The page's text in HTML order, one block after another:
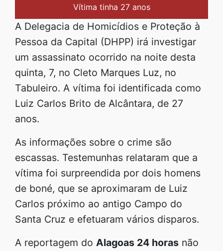
Vítima tinha 27 anos
A Delegacia de Homicídios e Proteção à
Pessoa da Capital (DHPP) irá investigar
um assassinato ocorrido na noite desta
quinta, 7, no Cleto Marques Luz, no
Tabuleiro. A vítima foi identificada como
Luiz Carlos Brito de Alcântara, de 27
anos.
As informações sobre o crime são
escassas. Testemunhas relataram que a
vítima foi surpreendida por dois homens
de boné, que se aproximaram de Luiz
Carlos próximo ao antigo Campo do
Santa Cruz e efetuaram vários disparos.
A reportagem do Alagoas 24 horas não